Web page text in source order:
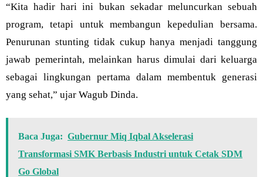
“Kita hadir hari ini bukan sekadar meluncurkan sebuah
program, tetapi untuk membangun kepedulian bersama.
Penurunan stunting tidak cukup hanya menjadi tanggung
jawab pemerintah, melainkan harus dimulai dari keluarga
sebagai lingkungan pertama dalam membentuk generasi
yang sehat,” ujar Wagub Dinda.
Baca Juga: Gubernur Miq Iqbal Akselerasi
Transformasi SMK Berbasis Industri untuk Cetak SDM
Go Global